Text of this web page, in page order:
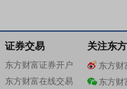
证券交易
东方财富证券开户
东方财富在线交易
关注东
东方财
东方财